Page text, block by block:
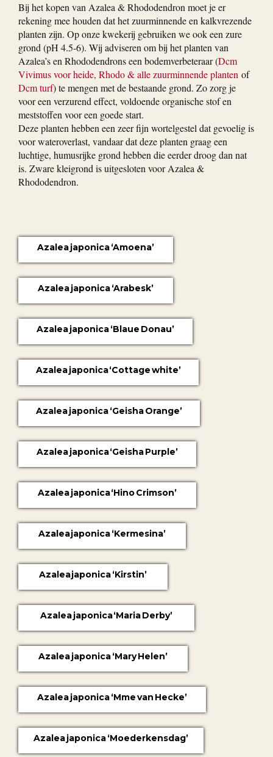
Bij het kopen van Azalea & Rhododendron moet je er
rekening mee houden dat het zuurminnende en kalkvrezende
planten zijn. Op onze kwekerij gebruiken we ook een zure
grond (pH 4.5-6). Wij adviseren om bij het planten van
Azalea’s en Rhododendrons een bodemverbeteraar (Dcm
Vivimus voor heide, Rhodo & alle zuurminnende planten of
Dcm turf) te mengen met de bestaande grond. Zo zorg je
voor een verzurend effect, voldoende organische stof en
meststoffen voor een goede start.
Deze planten hebben een zeer fijn wortelgestel dat gevoelig is
voor wateroverlast, vandaar dat deze planten graag een
luchtige, humusrijke grond hebben die eerder droog dan nat
is. Zware kleigrond is uitgesloten voor Azalea &
Rhododendron.
Azalea japonica ‘Amoena’
Azalea japonica ‘Arabesk’
Azalea japonica ‘Blaue Donau’
Azalea japonica ‘Cottage white’
Azalea japonica ‘Geisha Orange’
Azalea japonica ‘Geisha Purple’
Azalea japonica ‘Hino Crimson’
Azalea japonica ‘Kermesina’
Azalea japonica ‘Kirstin’
Azalea japonica ‘Maria Derby’
Azalea japonica ‘Mary Helen’
Azalea japonica ‘Mme van Hecke’
Azalea japonica ‘Moederkensdag’